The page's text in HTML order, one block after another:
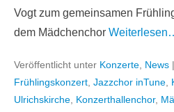
Vogt zum gemeinsamen
dem Mädchenchor
Veröffentlicht unter Konzerte News |
Frühlingskonzert Jazzchor inTune
Ulrichskirche Konzerthallenchor,